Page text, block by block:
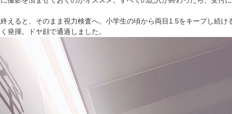
えると、そのまま視力検査へ。小学生の頃から両目1.5をキープし続け
発揮。ドヤ顔で通過しました。